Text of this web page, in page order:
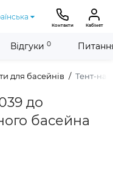
Контакти Кабінет
для басейнів Тент-
до
басейна
Відгуки 0